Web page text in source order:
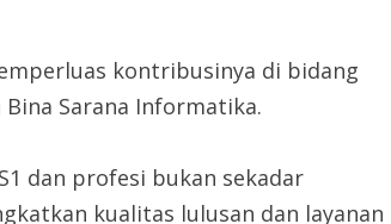
kontribusinya di bidang
Sarana Informatika.
dan profesi bukan sekadar
kualitas lulusan dan layanan